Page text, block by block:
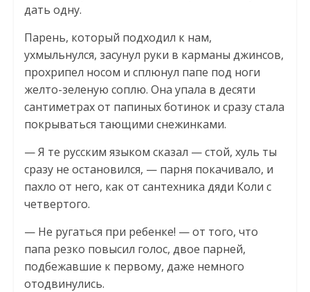
дать одну.
Парень, который подходил к нам,
ухмыльнулся, засунул руки в карманы джинсов,
прохрипел носом и сплюнул папе под ноги
желто-зеленую соплю. Она упала в десяти
сантиметрах от папиных ботинок и сразу стала
покрываться тающими снежинками.
— Я те русским языком сказал — стой, хуль ты
сразу не остановился, — парня покачивало, и
пахло от него, как от сантехника дяди Коли с
четвертого.
— Не ругаться при ребенке! — от того, что
папа резко повысил голос, двое парней,
подбежавшие к первому, даже немного
отодвинулись.